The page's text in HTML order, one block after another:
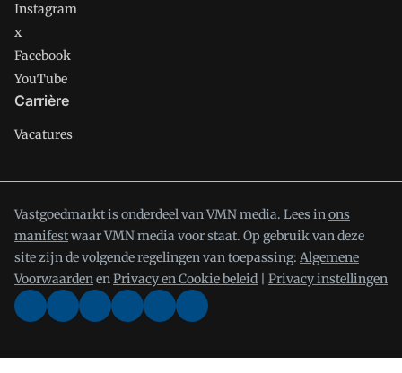
Instagram
x
Facebook
YouTube
Carrière
Vacatures
Vastgoedmarkt is onderdeel van VMN media. Lees inons
manifestwaar VMN media voor staat. Op gebruik van deze
site zijn de volgende regelingen van toepassing: Algemene
VoorwaardenenPrivacy en Cookie beleid Privacy instellingen